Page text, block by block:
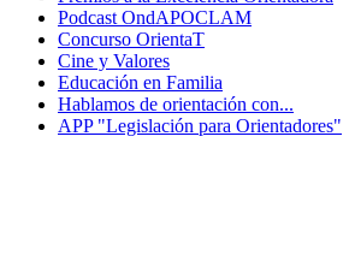
Podcast OndAPOCLAM
Concurso OrientaT
Cine y Valores
Educación en Familia
Hablamos de orientación con...
APP "Legislación para Orientadores"